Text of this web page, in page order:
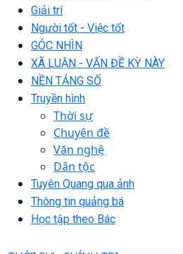
Giải trí
Người tốt - Việc tốt
GÓC NHÌN
XÃ LUẬN - VẤN ĐỀ KỲ NÀY
NỀN TẢNG SỐ
Truyền hình
Thời sự
Chuyên đề
Văn nghệ
Dân tộc
Tuyên Quang qua ảnh
Thông tin quảng bá
Học tập theo Bác